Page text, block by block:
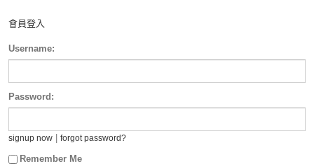
會員登入
Username:
Password:
signup now forgot password?
Remember Me